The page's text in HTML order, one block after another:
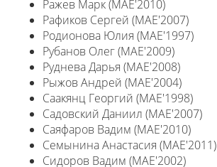
Ражев Марк (MAE'2010)
Рафиков Сергей (MAE'2007)
Родионова Юлия (MAE'1997)
Рубанов Олег (MAE'2009)
Руднева Дарья (MAE'2008)
Рыжов Андрей (MAE'2004)
Саакянц Георгий (MAE'1998)
Садовский Даниил (MAE'2007)
Саяфаров Вадим (MAE'2010)
Семынина Анастасия (MAE'2011)
Сидоров Вадим (MAE'2002)